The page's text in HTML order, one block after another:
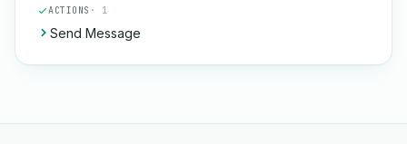
ACTIONS · 1
Send Message